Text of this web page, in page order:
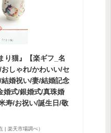
り猫』【楽ギフ_名
しゃれ/かわいい/セ
婚祝い/妻/結婚記念
婚式/銀婚式/真珠婚
寿/お祝い/誕生日/敬
| 楽天市場調べ）